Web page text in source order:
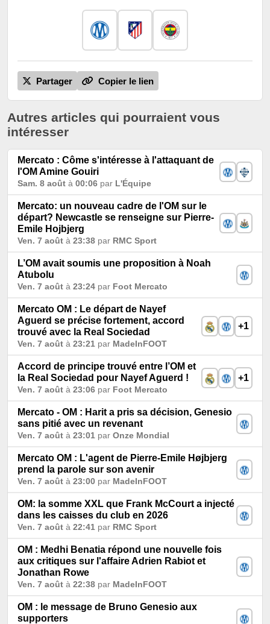
Partager Copier le lien
Autres articles qui pourraient vous
intéresser
Mercato : Côme s'intéresse à l'attaquant de
l'OM Amine Gouiri
Sam. 8 août à 00:06 par L'Équipe
Mercato: un nouveau cadre de l'OM sur le
départ? Newcastle se renseigne sur Pierre-
Emile Hojbjerg
Ven. 7 août à 23:38 par RMC Sport
L’OM avait soumis une proposition à Noah
Atubolu
Ven. 7 août à 23:24 par Foot Mercato
Mercato OM : Le départ de Nayef
Aguerd se précise fortement, accord
trouvé avec la Real Sociedad
Ven. 7 août à 23:21 par MadeInFOOT
+1
Accord de principe trouvé entre l’OM et
la Real Sociedad pour Nayef Aguerd !
Ven. 7 août à 23:06 par Foot Mercato
+1
Mercato - OM : Harit a pris sa décision, Genesio
sans pitié avec un revenant
Ven. 7 août à 23:01 par Onze Mondial
Mercato OM : L'agent de Pierre-Emile Højbjerg
prend la parole sur son avenir
Ven. 7 août à 23:00 par MadeInFOOT
OM: la somme XXL que Frank McCourt a injecté
dans les caisses du club en 2026
Ven. 7 août à 22:41 par RMC Sport
OM : Medhi Benatia répond une nouvelle fois
aux critiques sur l'affaire Adrien Rabiot et
Jonathan Rowe
Ven. 7 août à 22:38 par MadeInFOOT
OM : le message de Bruno Genesio aux
supporters